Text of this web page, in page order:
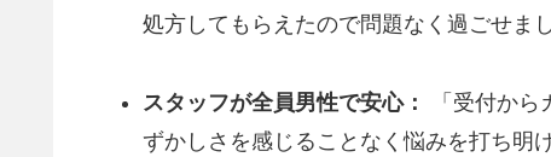
処方してもらえたので問題なく過ごせまし
スタッフが全員男性で安心：
「受付から
ずかしさを感じることなく悩みを打ち明